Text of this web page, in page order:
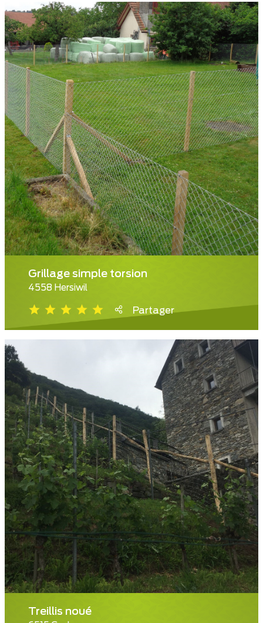
Grillage simple torsion
4558 Hersiwil
Partager
Treillis noué